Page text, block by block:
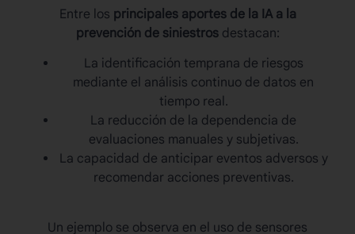
Entre los principales aportes de la IA a la
prevención de siniestrosdestacan:
La identificación temprana de riesgos
mediante el análisis continuo de datos en
tiempo real.
La reducción de la dependencia de
evaluaciones manuales y subjetivas.
La capacidad de anticipar eventos adversos y
recomendar acciones preventivas.
Un ejemplo se observa en el uso de sensores